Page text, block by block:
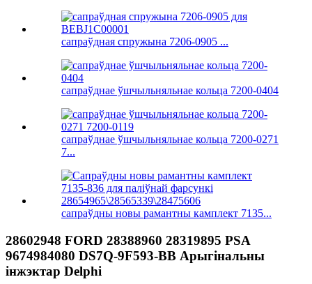
сапраўдная спружына 7206-0905 ...
сапраўднае ўшчыльняльнае кольца 7200-0404
сапраўднае ўшчыльняльнае кольца 7200-0271
7...
сапраўдны новы рамантны камплект 7135...
28602948 FORD 28388960 28319895 PSA
9674984080 DS7Q-9F593-BB Арыгінальны
інжэктар Delphi